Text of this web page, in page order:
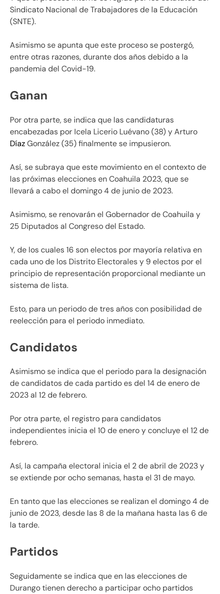
Sindicato Nacional de Trabajadores de la Educación
(SNTE).
Asimismo se apunta que este proceso se postergó,
entre otras razones, durante dos años debido a la
pandemia del Covid-19.
Ganan
Por otra parte, se indica que las candidaturas
encabezadas por Icela Licerio Luévano (38) y Arturo
DíazGonzález (35) finalmente se impusieron.
Así, se subraya que este movimiento en el contexto de
las próximas elecciones en Coahuila 2023, que se
llevará a cabo el domingo 4 de junio de 2023.
Asimismo, se renovarán el Gobernador de Coahuila y
25 Diputados al Congreso del Estado.
Y, de los cuales 16 son electos por mayoría relativa en
cada uno de los Distrito Electorales y 9 electos por el
principio de representación proporcional mediante un
sistema de lista.
Esto, para un periodo de tres años con posibilidad de
reelección para el periodo inmediato.
Candidatos
Asimismo se indica que el periodo para la designación
de candidatos de cada partido es del 14 de enero de
2023 al 12 de febrero.
Por otra parte, el registro para candidatos
independientes inicia el 10 de enero y concluye el 12 de
febrero.
Así, la campaña electoral inicia el 2 de abril de 2023 y
se extiende por ocho semanas, hasta el 31 de mayo.
En tanto que las elecciones se realizan el domingo 4 de
junio de 2023, desde las 8 de la mañana hasta las 6 de
la tarde.​
Partidos
Seguidamente se indica que en las elecciones de
Durango tienen derecho a participar ocho partidos